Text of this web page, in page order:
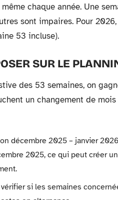
chaque année. Une
sont impaires. Pour
53 incluse).
SUR LE
des 53 semaines, on
un changement de
décembre 2025 – janvier
2025, ce qui peut créer
si les semaines